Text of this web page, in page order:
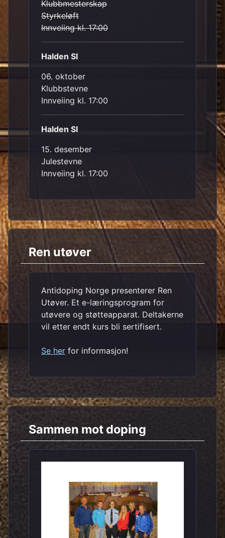
Klubbmesterskap
Styrkeløft
Innveiing kl. 17:00
Halden SI
06. oktober
Klubbstevne
Innveiing kl. 17:00
Halden SI
15. desember
Julestevne
Innveiing kl. 17:00
Ren utøver
Antidoping Norge presenterer Ren
Utøver. Et e-læringsprogram for
utøvere og støtteapparat. Deltakerne
vil etter endt kurs bli sertifisert.
Se her for informasjon!
Sammen mot doping